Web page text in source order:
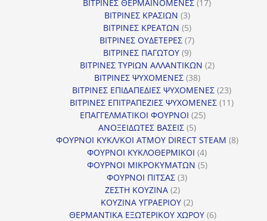
ΒΙΤΡΙΝΕΣ ΘΕΡΜΑΙΝΟΜΕΝΕΣ 17
ΒΙΤΡΙΝΕΣ ΚΡΑΣΙΩΝ 33
προϊόντα
ΒΙΤΡΙΝΕΣ ΚΡΕΑΤΩΝ 55
προϊόντα
ΒΙΤΡΙΝΕΣ ΟΥΔΕΤΕΡΕΣ 77
ΒΙΤΡΙΝΕΣ ΠΑΓΩΤΟΥ 99
προϊόντα
ΒΙΤΡΙΝΕΣ ΤΥΡΙΩΝ ΑΛΛΑΝΤΙΚΩΝ 22
ΒΙΤΡΙΝΕΣ ΨΥΧΟΜΕΝΕΣ 3838
προϊόντα
ΒΙΤΡΙΝΕΣ ΕΠΙΔΑΠΕΔΙΕΣ ΨΥΧΟΜΕΝΕΣ 2323
προϊόντα
ΒΙΤΡΙΝΕΣ ΕΠΙΤΡΑΠΕΖΙΕΣ ΨΥΧΟΜΕΝΕΣ 1111
ΕΠΑΓΓΕΛΜΑΤΙΚΟΙ ΦΟΥΡΝΟΙ 2525
ΑΝΟΞΕΙΔΩΤΕΣ ΒΑΣΕΙΣ 55
προϊόντα
ΦΟΥΡΝΟΙ ΚΥΚΛ/ΚΟΙ ΑΤΜΟΥ DIRECT STEAM 88
ΦΟΥΡΝΟΙ ΚΥΚΛΟΘΕΡΜΙΚΟΙ 44
προϊόντα
ΦΟΥΡΝΟΙ ΜΙΚΡΟΚΥΜΑΤΩΝ 55
ΦΟΥΡΝΟΙ ΠΙΤΣΑΣ 33
ΖΕΣΤΗ ΚΟΥΖΙΝΑ 22
προϊόντα
ΚΟΥΖΙΝΑ ΥΓΡΑΕΡΙΟΥ 22
προϊόντα
ΘΕΡΜΑΝΤΙΚΑ ΕΞΩΤΕΡΙΚΟΥ ΧΩΡΟΥ 66